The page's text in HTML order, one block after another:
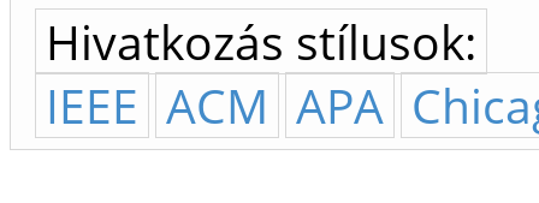
Hivatkozás stílusok:
IEEE ACM APA